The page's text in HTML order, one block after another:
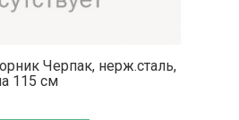
Черпак, нерж.сталь,
115 см